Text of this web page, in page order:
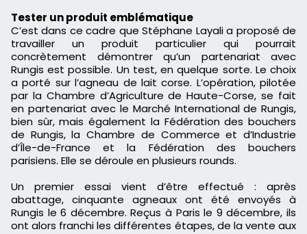
Tester un produit emblématique
C’est dans ce cadre que Stéphane Layali a proposé de
travailler un produit particulier qui pourrait
concrètement démontrer qu’un partenariat avec
Rungis est possible. Un test, en quelque sorte. Le choix
a porté sur l’agneau de lait corse. L’opération, pilotée
par la Chambre d’Agriculture de Haute-Corse, se fait
en partenariat avec le Marché International de Rungis,
bien sûr, mais également la Fédération des bouchers
de Rungis, la Chambre de Commerce et d’Industrie
d’Île-de-France et la Fédération des bouchers
parisiens. Elle se déroule en plusieurs rounds.
Un premier essai vient d’être effectué : après
abattage, cinquante agneaux ont été envoyés à
Rungis le 6 décembre. Reçus à Paris le 9 décembre, ils
ont alors franchi les différentes étapes, de la vente aux